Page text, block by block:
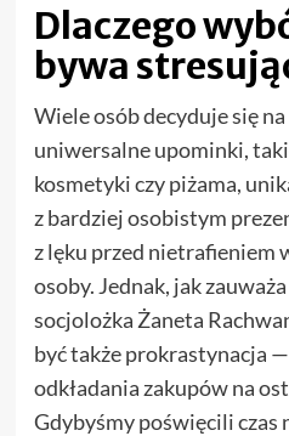
Dlaczego
bywa
Wiele osób decyduje się
uniwersalne upominki,
kosmetyki czy piżama,
z bardziej osobistym
z lęku przed nietrafieniem
osoby. Jednak, jak
socjolożka Żaneta
być także prokrastynacja
odkładania zakupów na
Gdybyśmy poświęcili czas